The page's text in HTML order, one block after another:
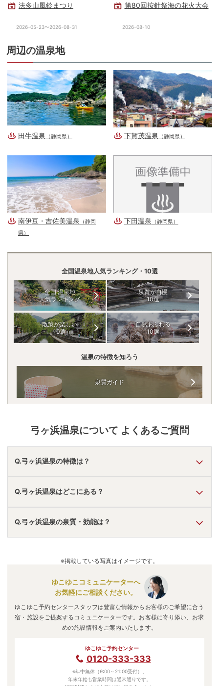
法多山風鈴まつり
2026-05-23〜2026-08-31
第80回按針祭海の花火大会
2026-08-10
周辺の温泉地
田牛温泉 （静岡県） 下賀茂温泉 （静岡県）
南伊豆・吉佐美温泉
（静岡
県）
下田温泉 （静岡県）
全国温泉地人気ランキング・10選
全国 温泉地
人気ランキング
泉質が自慢
10選
散策が楽しい
10選
自然あふれる
10選
温泉の特徴を知ろう
泉質ガイド
弓ヶ浜温泉について よくあるご質問
Q.弓ヶ浜温泉の特徴は？
A. 温泉・お湯の特徴はさらさら
「静か・落ち着いた」 と言われています。
Q.弓ヶ浜温泉はどこにある？
A. 弓ヶ浜温泉 は、静岡県賀茂郡南伊豆町
車でお越しの方は、長泉沼津ICから車で約120分。
電車でお越しの方は、下田駅からバスで約20分。
Q.弓ヶ浜温泉の泉質・効能は？
などと言われています。
※掲載している写真はイメージです。
ゆこゆこコミュニケーターへ
お気軽にご相談ください。
ゆこゆこ予約センタースタッフは豊富な情報からお客様のご希望に合う
宿・施設をご提案するコミュニケーターです。お客様に寄り添い、お求
めの施設情報をご案内いたします。
ゆこゆこ予約センター
0120-333-333
※年中無休（9:00～21:00受付）。
年末年始も営業時間は通常通りです。